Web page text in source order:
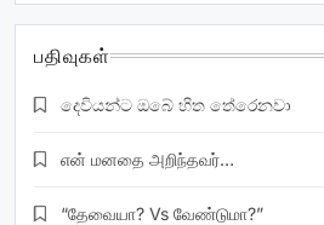
பதிவுகள்
දෙවියන්ට ඔබේ හිත තේරෙනවා
என் மனதை அறிந்தவர்…
“தேவையா? Vs வேண்டுமா?”